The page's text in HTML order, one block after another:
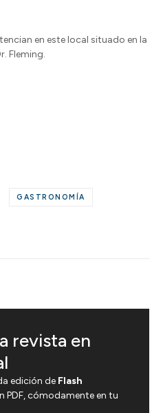
en este local situado en la
Fleming.
GASTRONOMÍA
revista en
edición de Flash
PDF, cómodamente en tu